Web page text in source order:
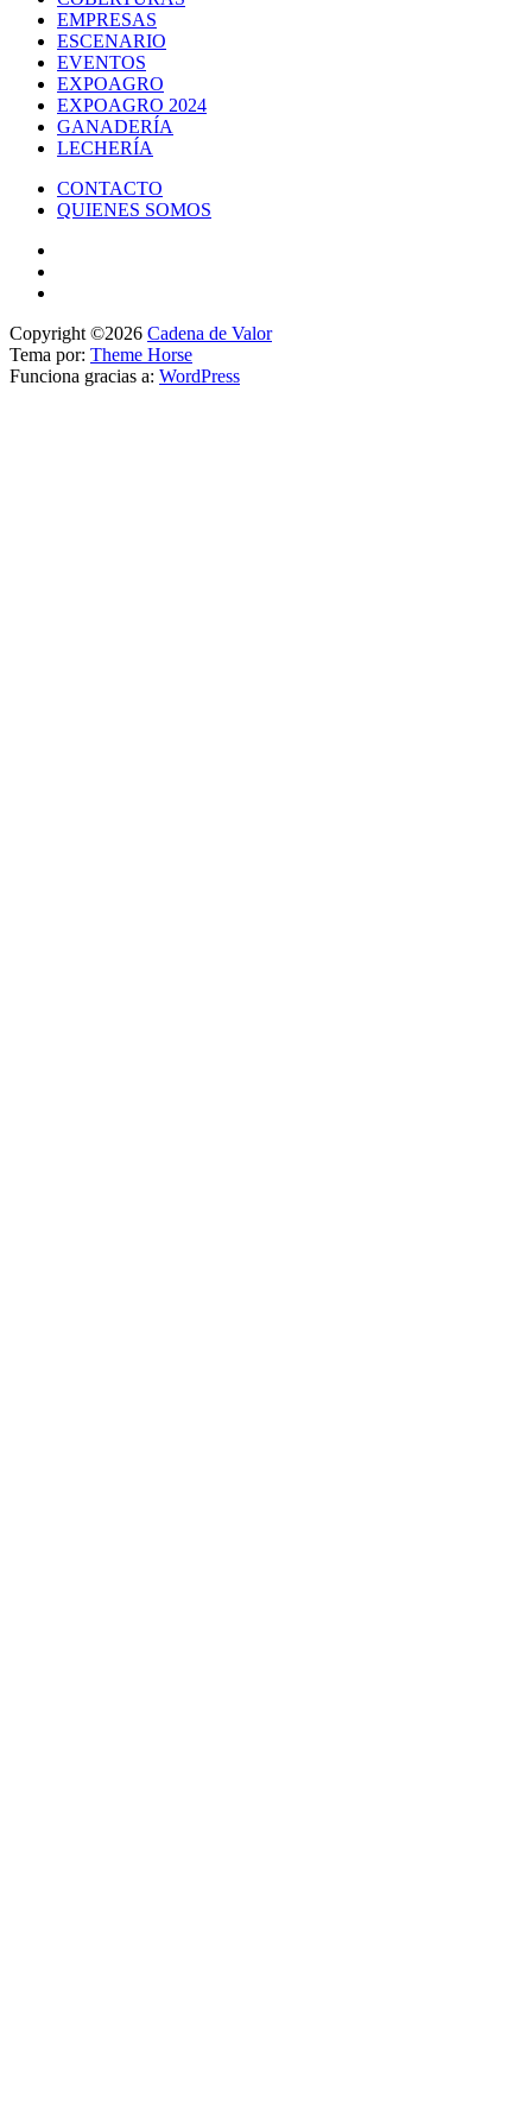
EMPRESAS
ESCENARIO
EVENTOS
EXPOAGRO
EXPOAGRO 2024
GANADERÍA
LECHERÍA
CONTACTO
QUIENES SOMOS
Copyright ©2026 Cadena de Valor
Tema por: Theme Horse
Funciona gracias a: WordPress